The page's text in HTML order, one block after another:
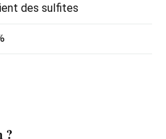
des sulfites
?